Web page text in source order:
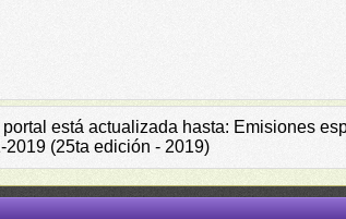
está actualizada hasta: Emisiones
(25ta edición - 2019)